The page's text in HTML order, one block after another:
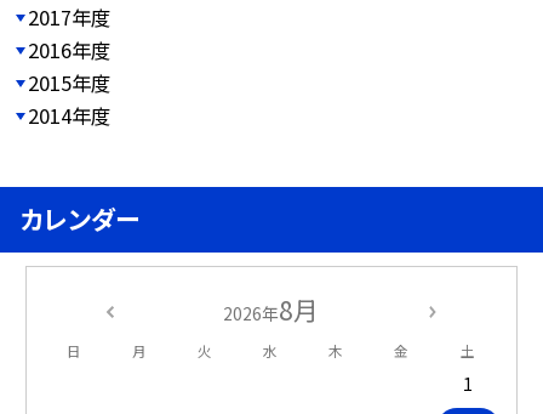
2017年度
2016年度
2015年度
2014年度
カレンダー
2026年8月
日 月 火 水 木 金 土
1